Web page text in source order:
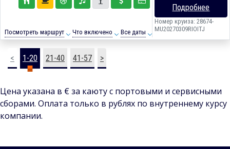
Посмотреть маршрут Что включено Все даты
Подробнее
Номер круиза: 28674-
MU20270309RIOITJ
< 1-20 21-40 41-57 >
Цена указана в € за каюту с портовыми и сервисными
сборами. Оплата только в рублях по внутреннему курсу
компании.